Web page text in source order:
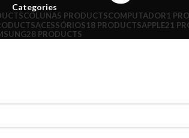
Categories
COLUNA5 PRODUCTSCOMPUTADOR1
ACESSÓRIOS18 PRODUCTSAPPLE21
28 PRODUCTS